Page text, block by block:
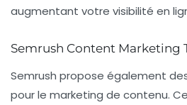
augmentant votre visibilité en
Semrush Content Marketing
Semrush propose également
pour le marketing de contenu.